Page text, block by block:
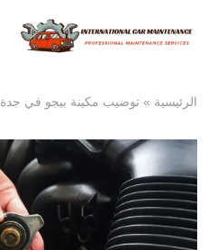
الرئيسية » توضيب مكينة بيجو في جدة